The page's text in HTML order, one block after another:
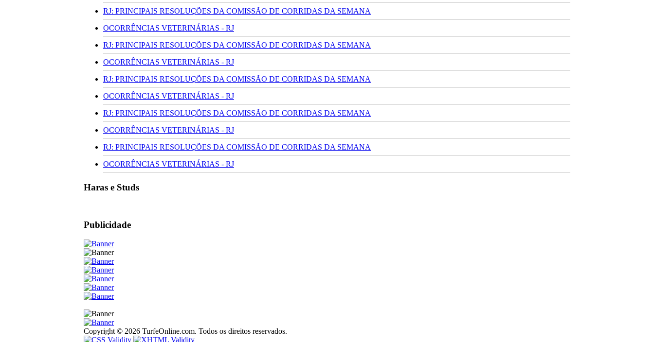
RJ: PRINCIPAIS RESOLUÇÕES DA COMISSÃO DE CORRIDAS DA SEMANA
OCORRÊNCIAS VETERINÁRIAS - RJ
RJ: PRINCIPAIS RESOLUÇÕES DA COMISSÃO DE CORRIDAS DA SEMANA
OCORRÊNCIAS VETERINÁRIAS - RJ
RJ: PRINCIPAIS RESOLUÇÕES DA COMISSÃO DE CORRIDAS DA SEMANA
OCORRÊNCIAS VETERINÁRIAS - RJ
RJ: PRINCIPAIS RESOLUÇÕES DA COMISSÃO DE CORRIDAS DA SEMANA
OCORRÊNCIAS VETERINÁRIAS - RJ
RJ: PRINCIPAIS RESOLUÇÕES DA COMISSÃO DE CORRIDAS DA SEMANA
OCORRÊNCIAS VETERINÁRIAS - RJ
Haras e Studs
Publicidade
Copyright © 2026 TurfeOnline.com. Todos os direitos reservados.